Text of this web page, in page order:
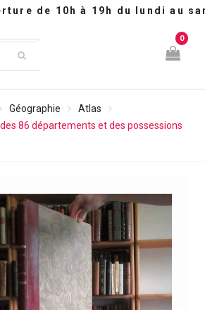
0
Géographie
Atlas
86 départements et des possessions